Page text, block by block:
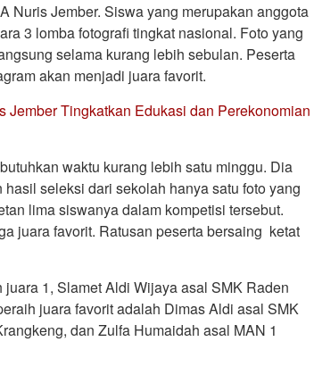
Nuris Jember. Siswa yang merupakan anggota
3 lomba fotografi tingkat nasional. Foto yang
selama kurang lebih sebulan. Peserta
akan menjadi juara favorit.
Jember Tingkatkan Edukasi dan Perekonomian
waktu kurang lebih satu minggu. Dia
seleksi dari sekolah hanya satu foto yang
lima siswanya dalam kompetisi tersebut.
juara favorit. Ratusan peserta bersaing ketat
1, Slamet Aldi Wijaya asal SMK Raden
juara favorit adalah Dimas Aldi asal SMK
dan Zulfa Humaidah asal MAN 1